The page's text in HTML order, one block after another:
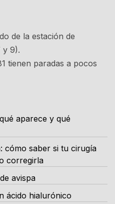
de la estación de
y 9).
tienen paradas a pocos
aparece y qué
cómo saber si tu cirugía
corregirla
avispa
ácido hialurónico